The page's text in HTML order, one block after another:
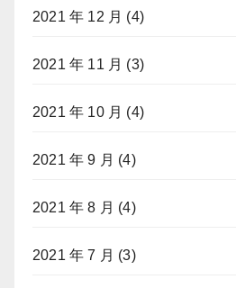
2021 年 12 月 (4)
2021 年 11 月 (3)
2021 年 10 月 (4)
2021 年 9 月 (4)
2021 年 8 月 (4)
2021 年 7 月 (3)